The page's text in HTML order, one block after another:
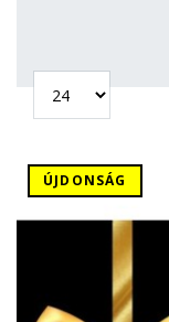
ÚJDONSÁG